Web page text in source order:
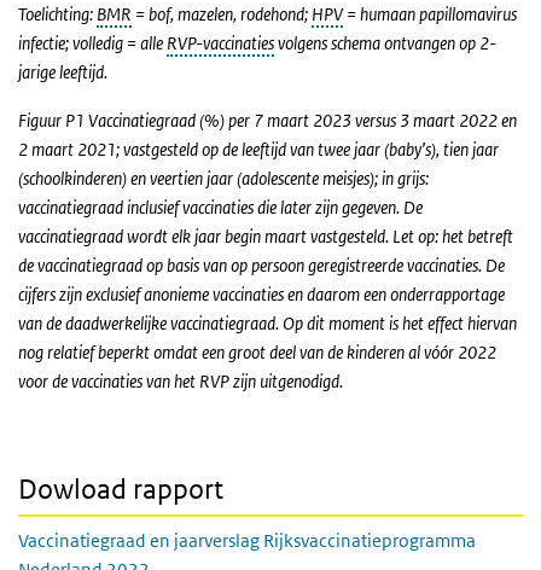
Toelichting: BMR = bof, mazelen, rodehond; HPV= humaan papillomavirus
infectie; volledig = alle RVP-vaccinatiesvolgens schema ontvangen op 2-
jarige leeftijd.
Figuur P1 Vaccinatiegraad (%) per 7 maart 2023 versus 3 maart 2022 en
2 maart 2021; vastgesteld op de leeftijd van twee jaar (baby’s), tien jaar
(schoolkinderen) en veertien jaar (adolescente meisjes); in grijs:
vaccinatiegraad inclusief vaccinaties die later zijn gegeven. De
vaccinatiegraad wordt elk jaar begin maart vastgesteld. Let op: het betreft
de vaccinatiegraad op basis van op persoon geregistreerde vaccinaties. De
cijfers zijn exclusief anonieme vaccinaties en daarom een onderrapportage
van de daadwerkelijke vaccinatiegraad. Op dit moment is het effect hiervan
nog relatief beperkt omdat een groot deel van de kinderen al vóór 2022
voor de vaccinaties van het RVP zijn uitgenodigd.
Dowload rapport
Vaccinatiegraad en jaarverslag Rijksvaccinatieprogramma